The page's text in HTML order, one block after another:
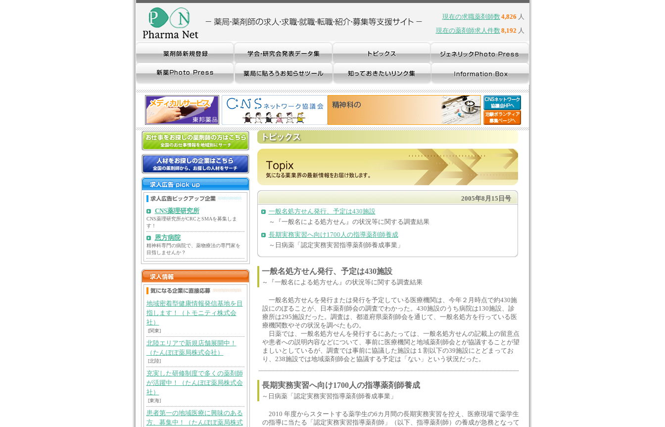
現在の求職薬剤師数 4,826 人
現在の薬剤師求人件数 8,192 人
CNS薬理研究所
CNS薬理研究所がCRCとSMAを募集しま
す！
恩方病院
精神科専門の病院で、薬物療法の専門家を
目指しませんか？
地域密着型健康情報発信基地を目
指します！（トモニティ株式会
社）
[関東]
北陸エリアで新規店舗展開中！
（たんぽぽ薬局株式会社）
[北陸]
充実した研修制度で多くの薬剤師
が活躍中！（たんぽぽ薬局株式会
社）
[東海]
患者第一の地域医療に興味のある
方、募集中！（たんぽぽ薬局株式
2005年8月15日号
一般名処方せん発行、予定は430施設
～『一般名による処方せん』の状況等に関する調査結果
長期実務実習へ向け1700人の指導薬剤師養成
～日病薬「認定実務実習指導薬剤師養成事業」
一般名処方せん発行、予定は430施設
～『一般名による処方せん』の状況等に関する調査結果
一般名処方せんを発行または発行を予定している医療機関は、今年２月時点で約430施
設にのぼることが、日本薬剤師会の調査でわかった。430施設のうち病院は130施設、診
療所は295施設だった。調査は、都道府県薬剤師会を通じて、一般名処方を行っている医
療機関数やその状況を調べたもの。
日薬では、一般名処方せんを発行するにあたっては、一般名処方せんの記載上の留意点
や患者への説明内容などについて、事前に医療機関と地域薬剤師会とが協議することが望
ましいとしているが、調査では事前に協議した施設は１割以下の39施設にとどまってお
り、238施設では地域薬剤師会と協議する予定は「ない」という状況だった。
長期実務実習へ向け1700人の指導薬剤師養成
～日病薬「認定実務実習指導薬剤師養成事業」
2010 年度からスタートする薬学生の6カ月間の長期実務実習を控え、医療現場で薬学生
の指導に当たる「認定実務実習指導薬剤師」（以下、指導薬剤師）の養成が急務となって